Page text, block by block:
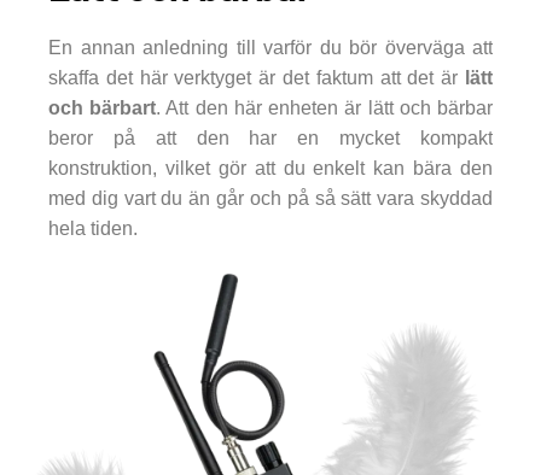
En annan anledning till varför du bör överväga att
skaffa det här verktyget är det faktum att det är lätt
och bärbart. Att den här enheten är lätt och bärbar
beror på att den har en mycket kompakt
konstruktion, vilket gör att du enkelt kan bära den
med dig vart du än går och på så sätt vara skyddad
hela tiden.